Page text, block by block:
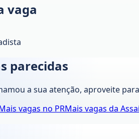
vaga
parecidas
a sua atenção, aproveite
vagas no PRMais vagas da